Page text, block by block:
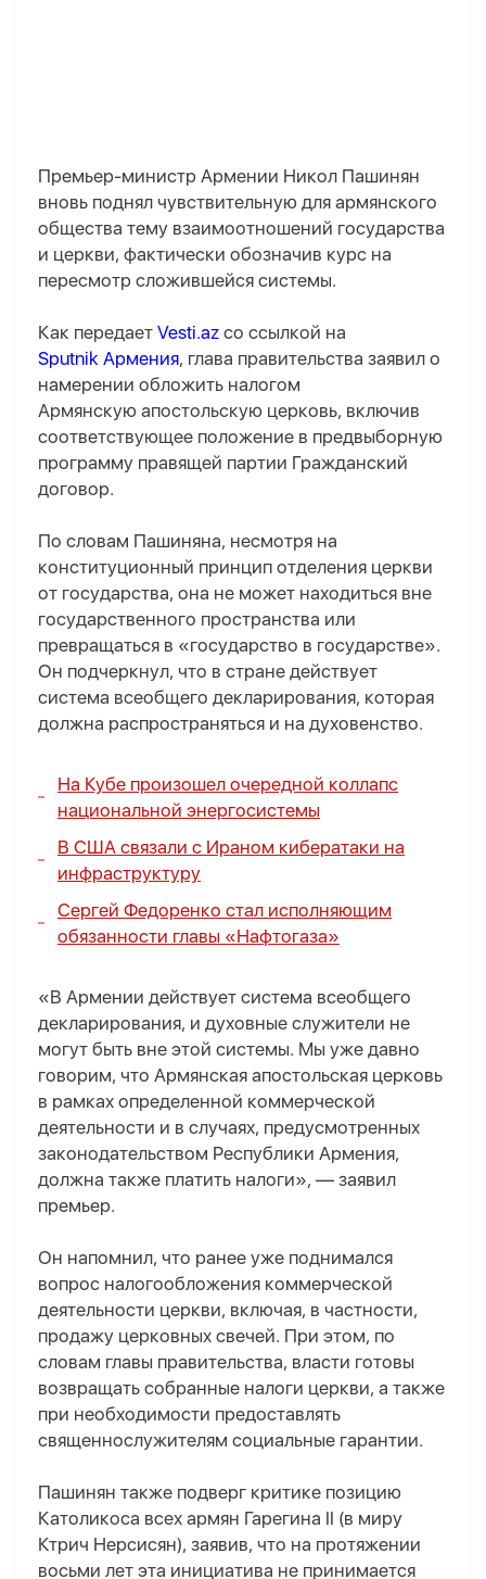
Премьер-министр Армении Никол Пашинян
вновь поднял чувствительную для армянского
общества тему взаимоотношений государства
и церкви, фактически обозначив курс на
пересмотр сложившейся системы.
Как передает Vesti.az со ссылкой на
Sputnik Армения, глава правительства заявил о
намерении обложить налогом
Армянскую апостольскую церковь, включив
соответствующее положение в предвыборную
программу правящей партии Гражданский
договор.
По словам Пашиняна, несмотря на
конституционный принцип отделения церкви
от государства, она не может находиться вне
государственного пространства или
превращаться в «государство в государстве».
Он подчеркнул, что в стране действует
система всеобщего декларирования, которая
должна распространяться и на духовенство.
На Кубе произошел очередной коллапс
национальной энергосистемы
В США связали с Ираном кибератаки на
инфраструктуру
Сергей Федоренко стал исполняющим
обязанности главы «Нафтогаза»
«В Армении действует система всеобщего
декларирования, и духовные служители не
могут быть вне этой системы. Мы уже давно
говорим, что Армянская апостольская церковь
в рамках определенной коммерческой
деятельности и в случаях, предусмотренных
законодательством Республики Армения,
должна также платить налоги», — заявил
премьер.
Он напомнил, что ранее уже поднимался
вопрос налогообложения коммерческой
деятельности церкви, включая, в частности,
продажу церковных свечей. При этом, по
словам главы правительства, власти готовы
возвращать собранные налоги церкви, а также
при необходимости предоставлять
священнослужителям социальные гарантии.
Пашинян также подверг критике позицию
Католикоса всех армян Гарегина II (в миру
Ктрич Нерсисян), заявив, что на протяжении
восьми лет эта инициатива не принимается